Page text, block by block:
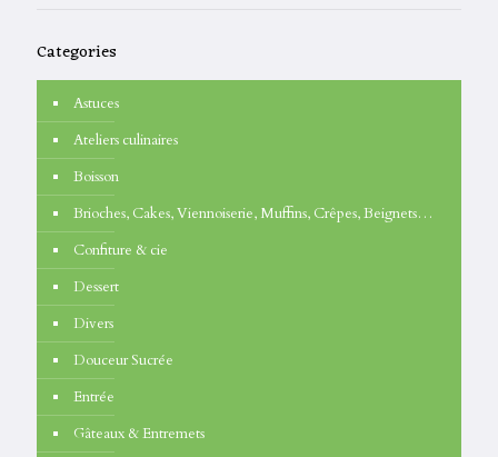
Categories
Astuces
Ateliers culinaires
Boisson
Brioches, Cakes, Viennoiserie, Muffins, Crêpes, Beignets…
Confiture & cie
Dessert
Divers
Douceur Sucrée
Entrée
Gâteaux & Entremets